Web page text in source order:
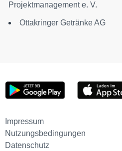
Projektmanagement e. V.
Ottakringer Getränke AG
Impressum
Nutzungsbedingungen
Datenschutz